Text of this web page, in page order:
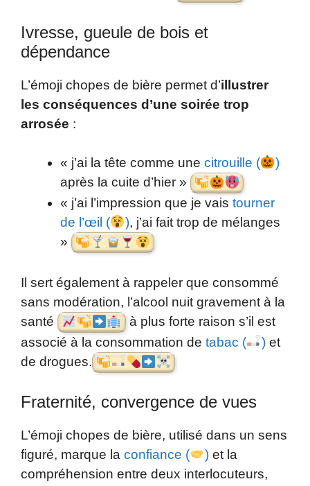
Ivresse, gueule de bois et
dépendance
L’émoji chopes de bière permet d’illustrer
les conséquences d’une soirée trop
arrosée :
« j’ai la tête comme une citrouille (
)
après la cuite d’hier »
« j’ai l’impression que je vais tourner
de l’œil (
), j’ai fait trop de mélanges
»
Il sert également à rappeler que consommé
sans modération, l’alcool nuit gravement à la
santé
à plus forte raison s’il est
associé à la consommation de tabac ( )et
de drogues.
Fraternité, convergence de vues
L’émoji chopes de bière, utilisé dans un sens
figuré, marque la confiance ( )et la
compréhension entre deux interlocuteurs,